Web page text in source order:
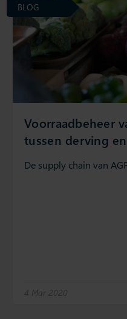
Voorraadbeheer
tussen derving
De supply chain van
4 Mar 2020
BLOG